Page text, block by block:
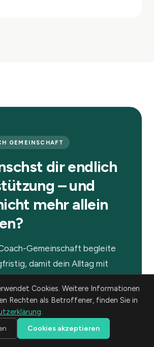
GEMEINSCHAFT
dir endlich
– und
mehr allein
Gemeinschaft begleite
damit dein Alltag mit
Mitgliederbereich mit
Videos, Audios und
zu monatlichen Live-
inklusive Aufzeichnungen aller
Cookies. Weitere Informationen
Rechten als Betroffener, finden Sie in
.
Cookies akzeptieren